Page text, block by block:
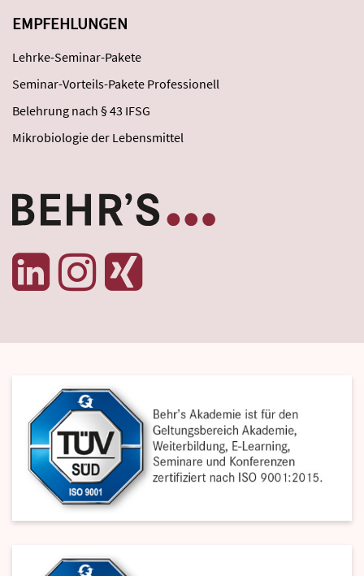
EMPFEHLUNGEN
Lehrke-Seminar-Pakete
Seminar-Vorteils-Pakete Professionell
Belehrung nach § 43 IFSG
Mikrobiologie der Lebensmittel